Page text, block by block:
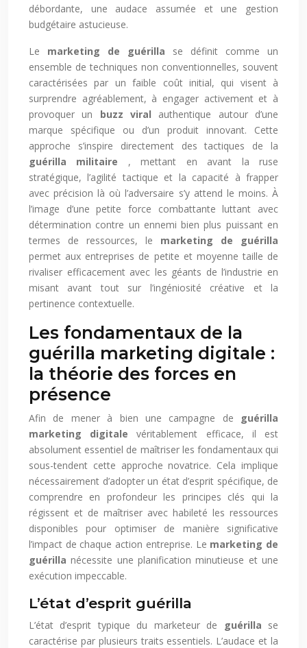
débordante, une audace assumée et une gestion
budgétaire astucieuse.
Le marketing de guérilla se définit comme un
ensemble de techniques non conventionnelles, souvent
caractérisées par un faible coût initial, qui visent à
surprendre agréablement, à engager activement et à
provoquer un buzz viral authentique autour d’une
marque spécifique ou d’un produit innovant. Cette
approche s’inspire directement des tactiques de la
guérilla militaire , mettant en avant la ruse
stratégique, l’agilité tactique et la capacité à frapper
avec précision là où l’adversaire s’y attend le moins. À
l’image d’une petite force combattante luttant avec
détermination contre un ennemi bien plus puissant en
termes de ressources, le marketing de guérilla
permet aux entreprises de petite et moyenne taille de
rivaliser efficacement avec les géants de l’industrie en
misant avant tout sur l’ingéniosité créative et la
pertinence contextuelle.
Les fondamentaux de la
guérilla marketing digitale :
la théorie des forces en
présence
Afin de mener à bien une campagne de
guérilla
marketing digitalevéritablement efficace, il est
absolument essentiel de maîtriser les fondamentaux qui
sous-tendent cette approche novatrice. Cela implique
nécessairement d’adopter un état d’esprit spécifique, de
comprendre en profondeur les principes clés qui la
régissent et de maîtriser avec habileté les ressources
disponibles pour optimiser de manière significative
l’impact de chaque action entreprise. Le marketing de
guérillanécessite une planification minutieuse et une
exécution impeccable.
L’état d’esprit guérilla
L’état d’esprit typique du marketeur de guérilla se
caractérise par plusieurs traits essentiels. L’audace et la